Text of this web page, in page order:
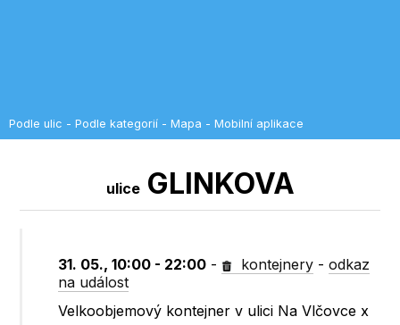
Podle ulic - Podle kategorií - Mapa - Mobilní aplikace
uliceGLINKOVA
31. 05., 10:00 - 22:00 - kontejnery -odkaz
na událost
Velkoobjemový kontejner v ulici Na Vlčovce x